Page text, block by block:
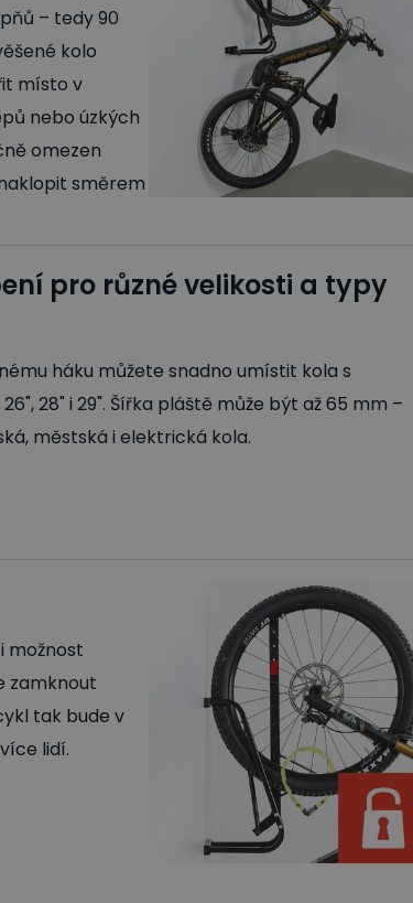
– tedy 90
kolo
místo v
nebo úzkých
omezen
směrem
pro různé velikosti a typy
háku můžete snadno umístit kola s
28" i 29". Šířka pláště může být až 65 mm –
městská i elektrická kola.
možnost
zamknout
tak bude v
lidí.